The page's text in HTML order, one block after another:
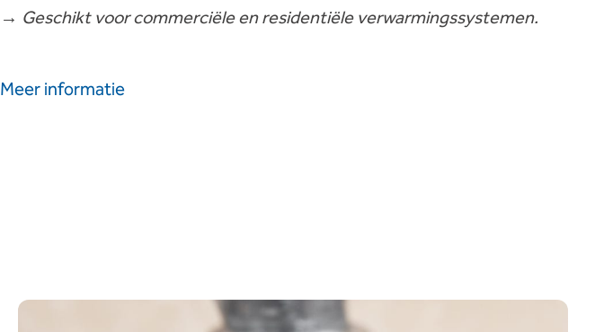
→ Geschikt voor commerciële en residentiële verwarmingssystemen.
Meer informatie